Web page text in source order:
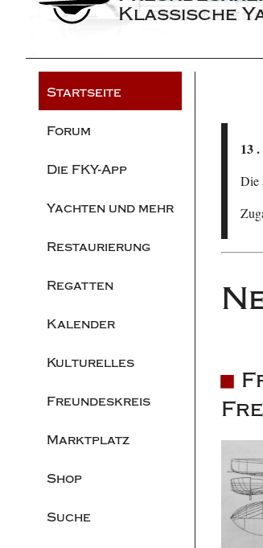
Klassische
Startseite
Forum
Die FKY-App
Yachten und mehr
Restaurierung
Regatten
Kalender
Kulturelles
Freundeskreis
Marktplatz
Shop
Suche
13
Die